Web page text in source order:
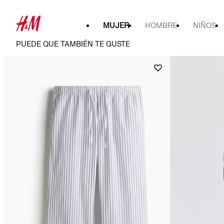
MUJER HOMBRE NIÑOS
PUEDE QUE TAMBIÉN TE GUSTE